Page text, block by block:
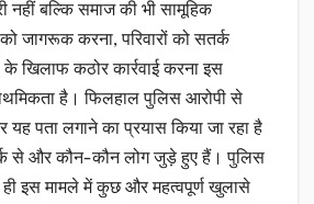
नहीं बल्कि समाज की भी सामूहिक
जागरूक करना, परिवारों को सतर्क
खिलाफ कठोर कार्रवाई करना इस
है। फिलहाल पुलिस आरोपी से
पता लगाने का प्रयास किया जा रहा है
से और कौन-कौन लोग जुड़े हुए हैं। पुलिस
ही इस मामले में कुछ और महत्वपूर्ण खुलासे